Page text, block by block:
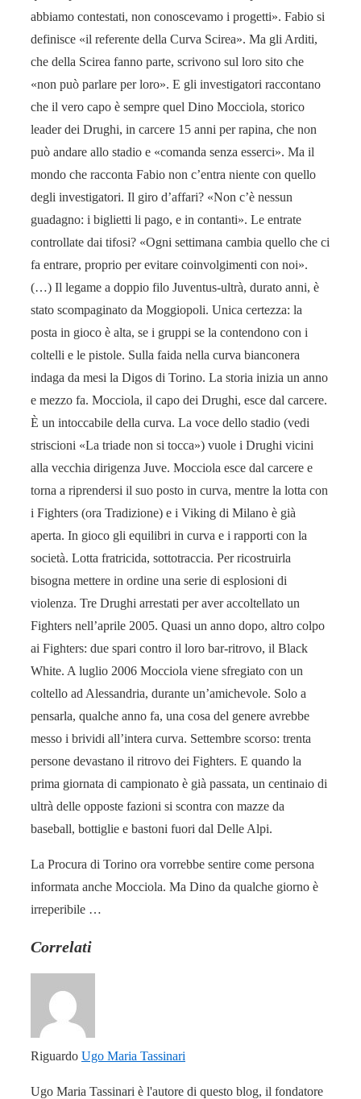
abbiamo contestati, non conoscevamo i progetti». Fabio si
definisce «il referente della Curva Scirea». Ma gli Arditi,
che della Scirea fanno parte, scrivono sul loro sito che
«non può parlare per loro». E gli investigatori raccontano
che il vero capo è sempre quel Dino Mocciola, storico
leader dei Drughi, in carcere 15 anni per rapina, che non
può andare allo stadio e «comanda senza esserci». Ma il
mondo che racconta Fabio non c’entra niente con quello
degli investigatori. Il giro d’affari? «Non c’è nessun
guadagno: i biglietti li pago, e in contanti». Le entrate
controllate dai tifosi? «Ogni settimana cambia quello che ci
fa entrare, proprio per evitare coinvolgimenti con noi».
(…) Il legame a doppio filo Juventus-ultrà, durato anni, è
stato scompaginato da Moggiopoli. Unica certezza: la
posta in gioco è alta, se i gruppi se la contendono con i
coltelli e le pistole. Sulla faida nella curva bianconera
indaga da mesi la Digos di Torino. La storia inizia un anno
e mezzo fa. Mocciola, il capo dei Drughi, esce dal carcere.
È un intoccabile della curva. La voce dello stadio (vedi
striscioni «La triade non si tocca») vuole i Drughi vicini
alla vecchia dirigenza Juve. Mocciola esce dal carcere e
torna a riprendersi il suo posto in curva, mentre la lotta con
i Fighters (ora Tradizione) e i Viking di Milano è già
aperta. In gioco gli equilibri in curva e i rapporti con la
società. Lotta fratricida, sottotraccia. Per ricostruirla
bisogna mettere in ordine una serie di esplosioni di
violenza. Tre Drughi arrestati per aver accoltellato un
Fighters nell’aprile 2005. Quasi un anno dopo, altro colpo
ai Fighters: due spari contro il loro bar-ritrovo, il Black
White. A luglio 2006 Mocciola viene sfregiato con un
coltello ad Alessandria, durante un’amichevole. Solo a
pensarla, qualche anno fa, una cosa del genere avrebbe
messo i brividi all’intera curva. Settembre scorso: trenta
persone devastano il ritrovo dei Fighters. E quando la
prima giornata di campionato è già passata, un centinaio di
ultrà delle opposte fazioni si scontra con mazze da
baseball, bottiglie e bastoni fuori dal Delle Alpi.
La Procura di Torino ora vorrebbe sentire come persona
informata anche Mocciola. Ma Dino da qualche giorno è
irreperibile …
Correlati
Riguardo Ugo Maria Tassinari
Ugo Maria Tassinari è l'autore di questo blog, il fondatore